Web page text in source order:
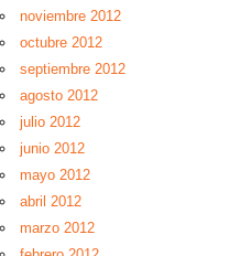
noviembre 2012
octubre 2012
septiembre 2012
agosto 2012
julio 2012
junio 2012
mayo 2012
abril 2012
marzo 2012